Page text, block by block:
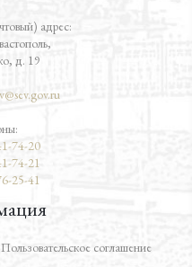
адрес:
д. 19
74-20
74-21
25-41
соглашение